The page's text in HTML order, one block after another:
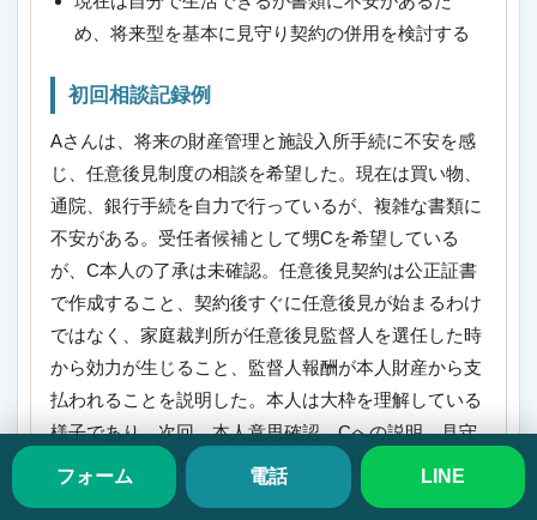
め、将来型を基本に見守り契約の併用を検討する
初回相談記録例
Aさんは、将来の財産管理と施設入所手続に不安を感
じ、任意後見制度の相談を希望した。現在は買い物、
通院、銀行手続を自力で行っているが、複雑な書類に
不安がある。受任者候補として甥Cを希望している
が、C本人の了承は未確認。任意後見契約は公正証書
で作成すること、契約後すぐに任意後見が始まるわけ
ではなく、家庭裁判所が任意後見監督人を選任した時
から効力が生じること、監督人報酬が本人財産から支
払われることを説明した。本人は大枠を理解している
様子であり、次回、本人意思確認、Cへの説明、見守
り契約併用の要否、財産状況概要を確認する。
フォーム 電話 LINE